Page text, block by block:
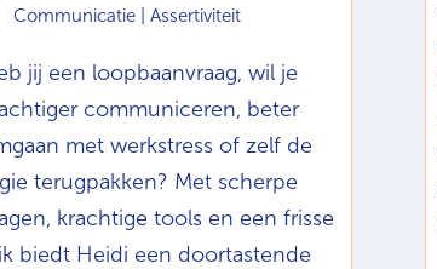
Communicatie | Assertiviteit
jij een loopbaanvraag, wil je
communiceren, beter
met werkstress of zelf de
terugpakken? Met scherpe
krachtige tools en een frisse
biedt Heidi een doortastende